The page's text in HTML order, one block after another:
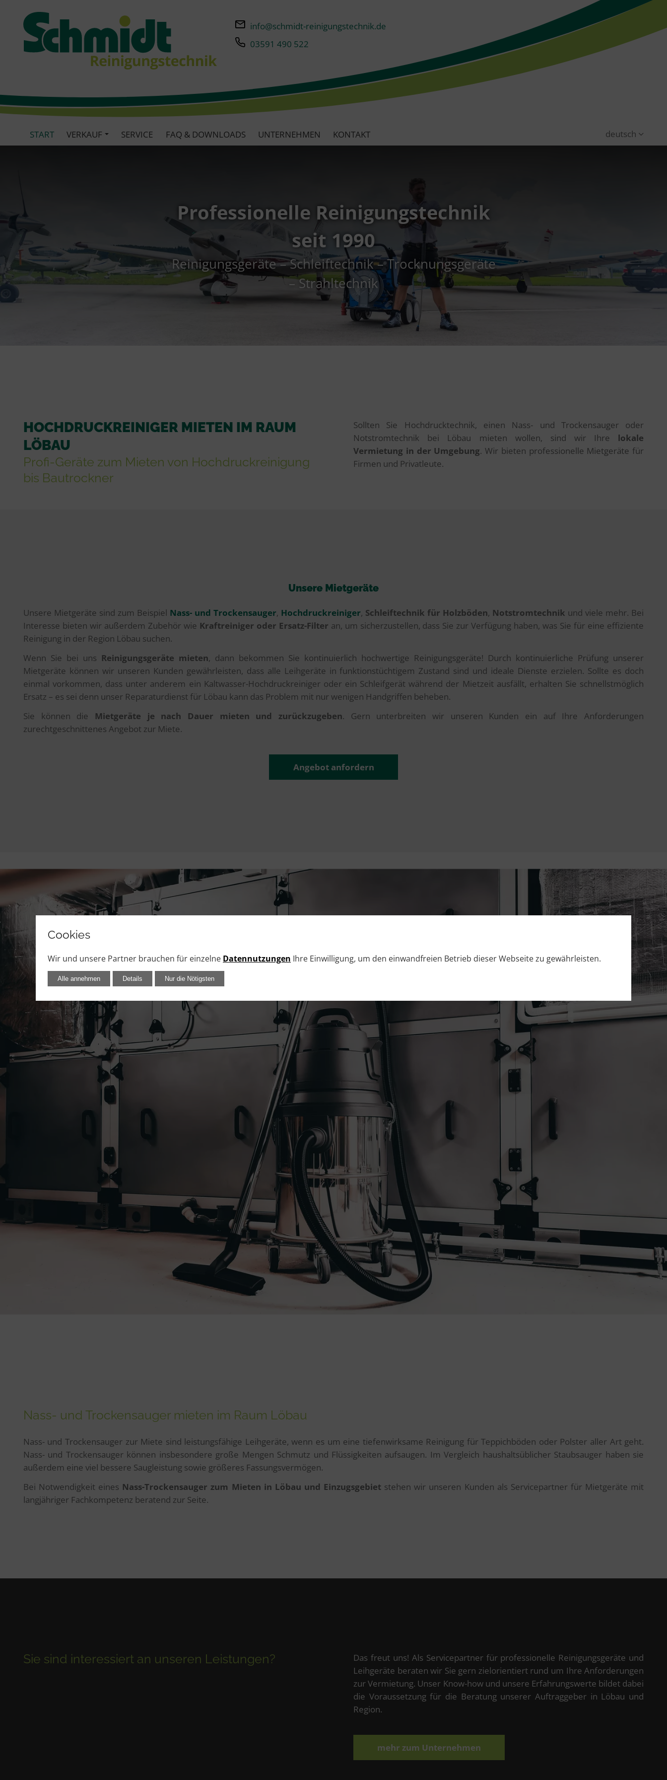
info@schmidt-reinigungstechnik.de
03591 490 522
START VERKAUF SERVICE FAQ & DOWNLOADS UNTERNEHMEN KONTAKT deutsch
Professionelle Reinigungstechnik
seit 1990
Reinigungsgeräte – Schleiftechnik – Trocknungsgeräte
– Strahltechnik
HOCHDRUCKREINIGER MIETEN IM RAUM
LÖBAU
Profi-Geräte zum Mieten von Hochdruckreinigung
bis Bautrockner
Sollten Sie Hochdrucktechnik, einen Nass- und Trockensauger oder
Notstromtechnik bei Löbau mieten wollen, sind wir Ihre lokale
Vermietung in der Umgebung. Wir bieten professionelle Mietgeräte für
Firmen und Privatleute.
Unsere Mietgeräte
Unsere Mietgeräte sind zum Beispiel Nass- und Trockensauger, Hochdruckreiniger, Schleiftechnik für Holzböden, Notstromtechnik und viele mehr. Bei
Interesse bieten wir außerdem Zubehör wie Kraftreiniger oder Ersatz-Filter an, um sicherzustellen, dass Sie zur Verfügung haben, was Sie für eine effiziente
Reinigung in der Region Löbau suchen.
Wenn Sie bei uns Reinigungsgeräte mieten, dann bekommen Sie kontinuierlich hochwertige Reinigungsgeräte! Durch kontinuierliche Prüfung unserer
Mietgeräte können wir unseren Kunden gewährleisten, dass alle Leihgeräte in funktionstüchtigem Zustand sind und ideale Dienste erzielen. Sollte es doch
einmal vorkommen, dass unter anderem ein Kaltwasser-Hochdruckreiniger oder ein Schleifgerät während der Mietzeit ausfällt, erhalten Sie schnellstmöglich
Ersatz – es sei denn unser Reparaturdienst für Löbau kann das Problem mit nur wenigen Handgriffen beheben.
Sie können die Mietgeräte je nach Dauer mieten und zurückzugeben. Gern unterbreiten wir unseren Kunden ein auf Ihre Anforderungen
zurechtgeschnittenes Angebot zur Miete.
Angebot anfordern
Nass- und Trockensauger mieten im Raum Löbau
Nass- und Trockensauger zur Miete sind leistungsfähige Leihgeräte, wenn es um eine tiefenwirksame Reinigung für Teppichböden oder Polster aller Art geht.
Nass- und Trockensauger können insbesondere große Mengen Schmutz und Flüssigkeiten aufsaugen. Im Vergleich haushaltsüblicher Staubsauger haben sie
außerdem eine viel bessere Saugleistung sowie größeres Fassungsvermögen.
Bei Notwendigkeit eines Nass-Trockensauger zum Mieten in Löbau und Einzugsgebiet stehen wir unseren Kunden als Servicepartner für Mietgeräte mit
langjähriger Fachkompetenz beratend zur Seite.
Sie sind interessiert an unseren Leistungen?
Das freut uns! Als Servicepartner für professionelle Reinigungsgeräte und
Leihgeräte beraten wir Sie gern zielorientiert rund um Ihre Anforderungen
zur Vermietung. Unser Know-how und unsere Erfahrungswerte bildet dabei
die Voraussetzung für die Beratung unserer Auftraggeber in Löbau und
Region.
mehr zum Unternehmen
Cookies
Wir und unsere Partner brauchen für einzelne Datennutzungen Ihre Einwilligung, um den einwandfreien Betrieb dieser Webseite zu gewährleisten.
Alle annehmen Details Nur die Nötigsten